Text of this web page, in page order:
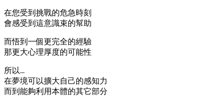
在您受到挑戰的危急時刻
會感受到這意識束的幫助
而悟到一個更完全的經驗
那更大心理厚度的可能性
所以…
在夢境可以擴大自己的感知力
而到能夠利用本體的其它部分